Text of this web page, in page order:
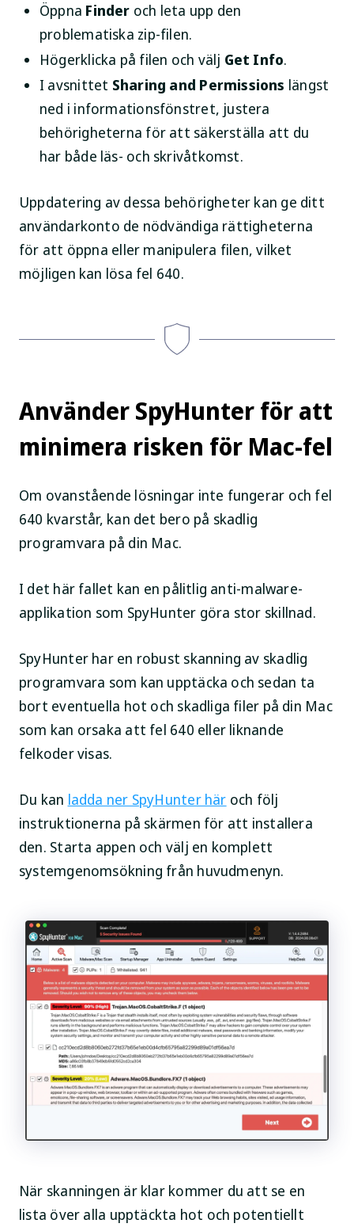
Öppna Finder och leta upp den
problematiska zip-filen.
Högerklicka på filen och välj Get Info.
I avsnittet Sharing and Permissions längst
ned i informationsfönstret, justera
behörigheterna för att säkerställa att du
har både läs- och skrivåtkomst.
Uppdatering av dessa behörigheter kan ge ditt
användarkonto de nödvändiga rättigheterna
för att öppna eller manipulera filen, vilket
möjligen kan lösa fel 640.
Använder SpyHunter för att
minimera risken för Mac-fel
Om ovanstående lösningar inte fungerar och fel
640 kvarstår, kan det bero på skadlig
programvara på din Mac.
I det här fallet kan en pålitlig anti-malware-
applikation som SpyHunter göra stor skillnad.
SpyHunter har en robust skanning av skadlig
programvara som kan upptäcka och sedan ta
bort eventuella hot och skadliga filer på din Mac
som kan orsaka att fel 640 eller liknande
felkoder visas.
Du kan ladda ner SpyHunter här och följ
instruktionerna på skärmen för att installera
den. Starta appen och välj en komplett
systemgenomsökning från huvudmenyn.
När skanningen är klar kommer du att se en
lista över alla upptäckta hot och potentiellt